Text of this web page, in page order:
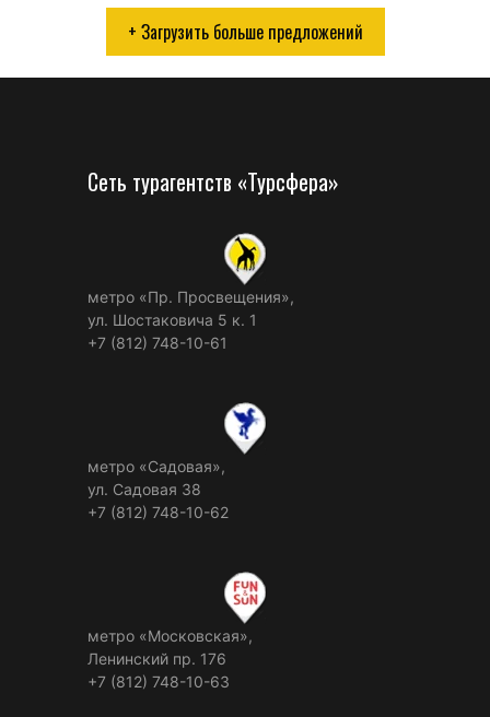
+ Загрузить больше предложений
Сеть турагентств «Турсфера»
метро «Пр. Просвещения»,
ул. Шостаковича 5 к. 1
+7 (812) 748-10-61
метро «Садовая»,
ул. Садовая 38
+7 (812) 748-10-62
метро «Московская»,
Ленинский пр. 176
+7 (812) 748-10-63